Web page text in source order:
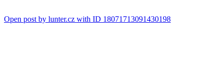
Open post by lunter.cz with ID 18071713091430198